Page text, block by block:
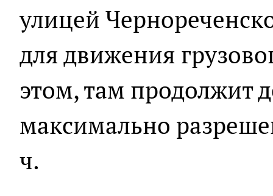
улицей
для движения
этом, там продолжит
максимально
ч.